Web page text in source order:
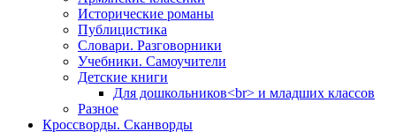
Исторические романы
Публицистика
Словари. Разговорники
Учебники. Самоучители
Детские книги
Для дошкольников<br> и младших классов
Разное
Кроссворды. Сканворды